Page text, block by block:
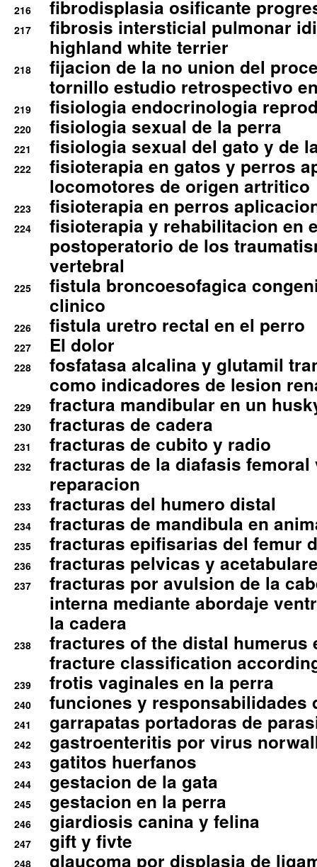
216 fibrodisplasia osificante
217
fibrosis intersticial pulmonar
highland white terrier
218
fijacion de la no union del
tornillo estudio retrospectivo
219 fisiologia endocrinologia
220 fisiologia sexual de la perra
221 fisiologia sexual del gato y de
222
fisioterapia en gatos y perros
locomotores de origen artritico
223 fisioterapia en perros
224
fisioterapia y rehabilitacion en
postoperatorio de los
vertebral
225
fistula broncoesofagica
clinico
226 fistula uretro rectal en el perro
227 El dolor
228
fosfatasa alcalina y glutamil
como indicadores de lesion
229 fractura mandibular en un
230 fracturas de cadera
231 fracturas de cubito y radio
232
fracturas de la diafasis
reparacion
233 fracturas del humero distal
234 fracturas de mandibula en
235 fracturas epifisarias del femur
236 fracturas pelvicas y
237
fracturas por avulsion de la
interna mediante abordaje
la cadera
238
fractures of the distal humerus
fracture classification
239 frotis vaginales en la perra
240 funciones y responsabilidades
241 garrapatas portadoras de
242 gastroenteritis por virus
243 gatitos huerfanos
244 gestacion de la gata
245 gestacion en la perra
246 giardiosis canina y felina
247 gift y fivte
248 glaucoma por displasia de